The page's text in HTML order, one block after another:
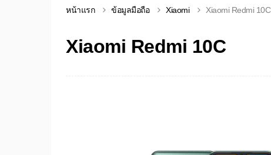
หน้าแรก ข้อมูลมือถือ Xiaomi Xiaomi Redmi 10C
Xiaomi Redmi 10C